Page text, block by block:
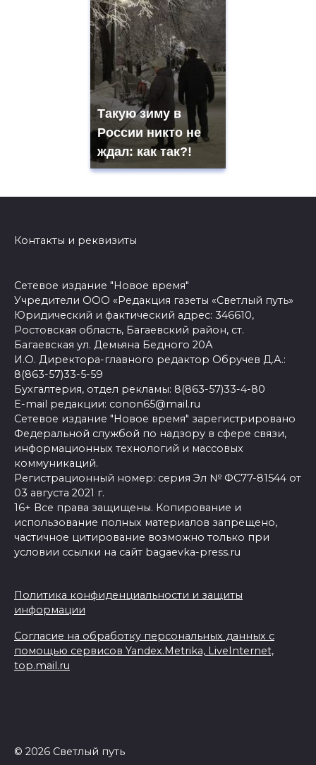
Такую зиму в
России никто не
ждал: как так?!
Контакты и реквизиты
Сетевое издание "Новое время"
Учредители ООО «Редакция газеты «Светлый путь»
Юридический и фактический адрес: 346610,
Ростовская область, Багаевский район, ст.
Багаевская ул. Демьяна Бедного 20А
И.О. Директора-главного редактор Обручев Д.А.:
8(863-57)33-5-59
Бухгалтерия, отдел рекламы: 8(863-57)33-4-80
E-mail редакции: conon65@mail.ru
Сетевое издание "Новое время" зарегистрировано
Федеральной службой по надзору в сфере связи,
информационных технологий и массовых
коммуникаций.
Регистрационный номер: серия Эл № ФС77-81544 от
03 августа 2021 г.
16+ Все права защищены. Копирование и
использование полных материалов запрещено,
частичное цитирование возможно только при
условии ссылки на сайт bagaevka-press.ru
Политика конфиденциальности и защиты
информации
Согласие на обработку персональных данных с
помощью сервисов Yandex.Metrika, LiveInternet,
top.mail.ru
© 2026 Светлый путь